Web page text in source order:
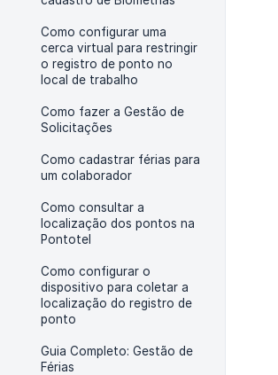
Como configurar uma
cerca virtual para restringir
o registro de ponto no
local de trabalho
Como fazer a Gestão de
Solicitações
Como cadastrar férias para
um colaborador
Como consultar a
localização dos pontos na
Pontotel
Como configurar o
dispositivo para coletar a
localização do registro de
ponto
Guia Completo: Gestão de
Férias